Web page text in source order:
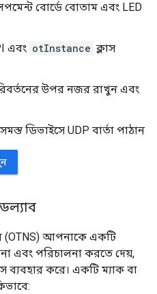
বোর্ডে বোতাম এবং LED
এবং otInstance ক্লাস
উপর নজর রাখুন এবং
ডিভাইসে UDP বার্তা পাঠান
(OTNS) আপনাকে একটি
এবং পরিচালনা করতে দেয়,
ব্যবহার করে। একটি ম্যাক বা